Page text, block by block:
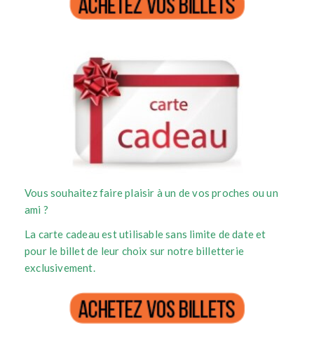
Vous souhaitez faire plaisir à un de vos proches ou un
ami ?
La carte cadeau est utilisable sans limite de date et
pour le billet de leur choix sur notre billetterie
exclusivement.